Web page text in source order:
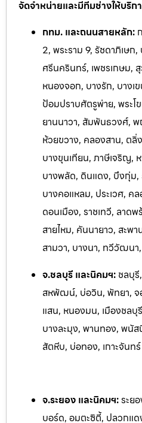
จัดจำหน่ายและมีทีมช่างให้บริ
กทม. และถนนสายหลัก:
2, พระราม 9, รัชดาภิเษก
ศรีนครินทร์, เพชรเกษม,
หนองจอก, บางรัก, บางเ
ป้อมปราบศัตรูพ่าย, พระโ
ยานนาวา, สัมพันธวงศ์,
ห้วยขวาง, คลองสาน, ต
บางขุนเทียน, ภาษีเจริญ,
บางพลัด, ดินแดง, บึงกุ่ม,
บางคอแหลม, ประเวศ, ค
ดอนเมือง, ราชเทวี, ลาด
สายไหม, คันนายาว, สะพ
สามวา, บางนา, ทวีวัฒน
จ.ชลบุรี และนิคมฯ: ชลบุ
สหพัฒน์, บ่อวิน, พัทยา, จ
แสน, หนองมน, เมืองชล
บางละมุง, พานทอง, พนัส
สัตหีบ, บ่อทอง, เกาะจันทร์
จ.ระยอง และนิคมฯ:ระย
บอร์ด, อมตะซิตี้, ปลวกแ